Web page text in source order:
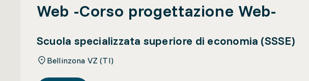
Web -Corso progettazione Web-
Scuola specializzata superiore di economia (SSSE)
Bellinzona VZ (TI)